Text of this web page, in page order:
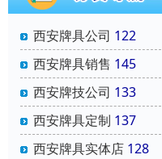
西安牌具公司 122
西安牌具销售 145
西安牌技公司 133
西安牌具定制 137
西安牌具实体店 128